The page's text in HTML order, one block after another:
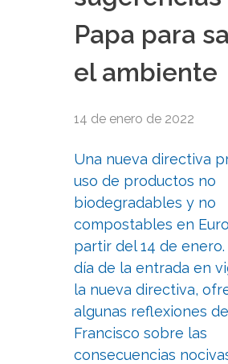
Papa para
el ambiente
14 de enero de 2022
Una nueva directiva
uso de productos no
biodegradables y no
compostables en
partir del 14 de enero.
día de la entrada en
la nueva directiva,
algunas reflexiones
Francisco sobre las
consecuencias